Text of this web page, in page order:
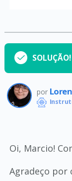
SOLUÇÃO!
por
Oi, Marcio!
Agradeço por